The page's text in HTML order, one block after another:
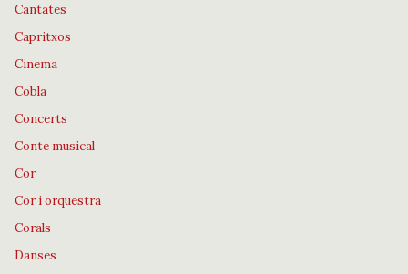
Cantates
Capritxos
Cinema
Cobla
Concerts
Conte musical
Cor
Cor i orquestra
Corals
Danses